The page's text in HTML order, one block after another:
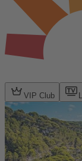
VIP Club